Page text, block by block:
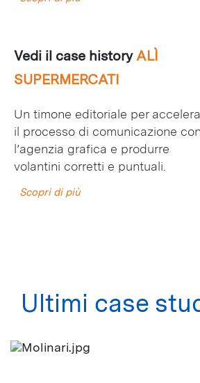
Vedi il case historyALÌ
SUPERMERCATI
Un timone editoriale per
il processo di comunicazione con
l’agenzia grafica e produrre
volantini corretti e puntuali.
Scopri di più
Ultimi case